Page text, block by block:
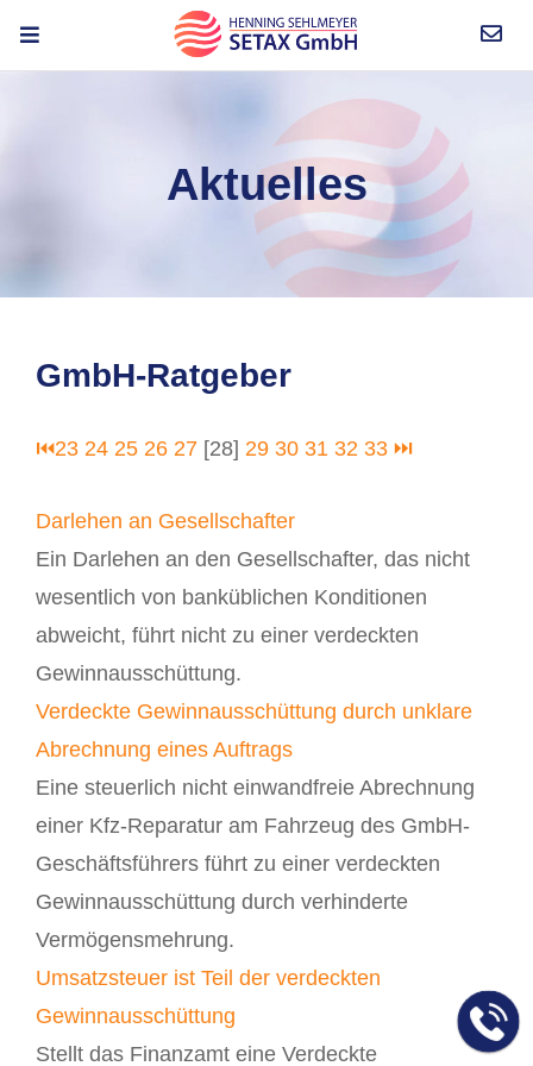
Aktuelles
GmbH-Ratgeber
⏮23 24 25 26 27 [28] 29 30 31 32 33 ⏭
Darlehen an Gesellschafter
Ein Darlehen an den Gesellschafter, das nicht
wesentlich von banküblichen Konditionen
abweicht, führt nicht zu einer verdeckten
Gewinnausschüttung.
Verdeckte Gewinnausschüttung durch unklare
Abrechnung eines Auftrags
Eine steuerlich nicht einwandfreie Abrechnung
einer Kfz-Reparatur am Fahrzeug des GmbH-
Geschäftsführers führt zu einer verdeckten
Gewinnausschüttung durch verhinderte
Vermögensmehrung.
Umsatzsteuer ist Teil der verdeckten
Gewinnausschüttung
Stellt das Finanzamt eine Verdeckte